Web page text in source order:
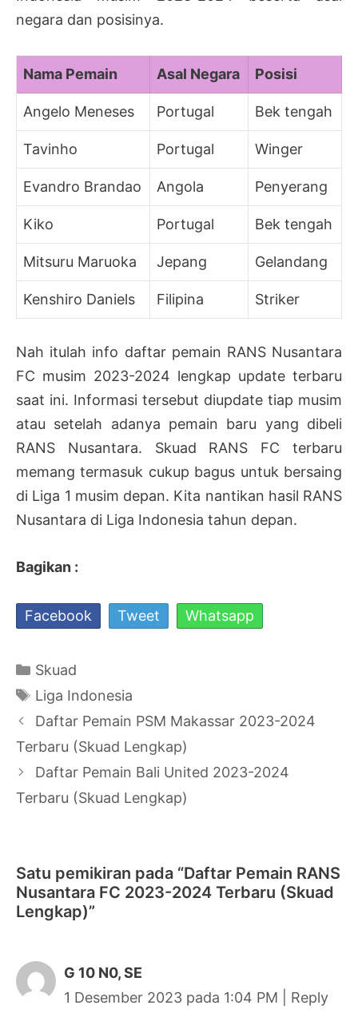
negara dan posisinya.
Nama Pemain Asal Negara Posisi
Angelo Meneses Portugal Bek tengah
Tavinho Portugal Winger
Evandro Brandao Angola Penyerang
Kiko Portugal Bek tengah
Mitsuru Maruoka Jepang Gelandang
Kenshiro Daniels Filipina Striker
Nah itulah info daftar pemain RANS Nusantara
FC musim 2023-2024 lengkap update terbaru
saat ini. Informasi tersebut diupdate tiap musim
atau setelah adanya pemain baru yang dibeli
RANS Nusantara. Skuad RANS FC terbaru
memang termasuk cukup bagus untuk bersaing
di Liga 1 musim depan. Kita nantikan hasil RANS
Nusantara di Liga Indonesia tahun depan.
Bagikan :
Facebook Tweet Whatsapp
Kategori
Skuad
Tag
Liga Indonesia
Navigasi
Tulisan
Daftar Pemain PSM Makassar 2023-2024
Terbaru (Skuad Lengkap)
Daftar Pemain Bali United 2023-2024
Terbaru (Skuad Lengkap)
Satu pemikiran pada “Daftar Pemain RANS
Nusantara FC 2023-2024 Terbaru (Skuad
Lengkap)”
G 10 N0, SE
1 Desember 2023 pada 1:04 PM
Reply